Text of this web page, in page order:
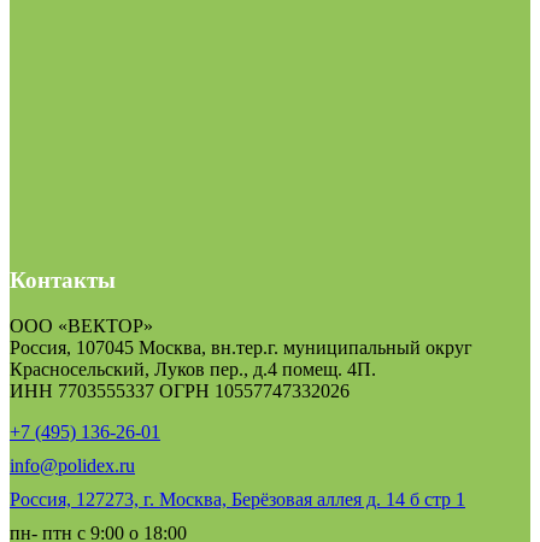
Контакты
ООО «ВЕКТОР»
Россия, 107045 Москва, вн.тер.г. муниципальный округ
Красносельский, Луков пер., д.4 помещ. 4П.
ИНН 7703555337 ОГРН 10557747332026
+7 (495) 136-26-01
info@polidex.ru
Россия, 127273, г. Москва, Берёзовая аллея д. 14 б стр 1
пн- птн с 9:00 о 18:00